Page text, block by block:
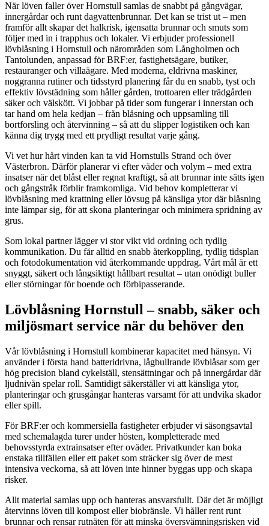
När löven faller över Hornstull samlas de snabbt på gångvägar,
innergårdar och runt dagvattenbrunnar. Det kan se trist ut – men
framför allt skapar det halkrisk, igensatta brunnar och smuts som
följer med in i trapphus och lokaler. Vi erbjuder professionell
lövblåsning i Hornstull och närområden som Långholmen och
Tantolunden, anpassad för BRF:er, fastighetsägare, butiker,
restauranger och villaägare. Med moderna, eldrivna maskiner,
noggranna rutiner och tidsstyrd planering får du en snabb, tyst och
effektiv lövstädning som håller gården, trottoaren eller trädgården
säker och välskött. Vi jobbar på tider som fungerar i innerstan och
tar hand om hela kedjan – från blåsning och uppsamling till
bortforsling och återvinning – så att du slipper logistiken och kan
känna dig trygg med ett prydligt resultat varje gång.
Vi vet hur hårt vinden kan ta vid Hornstulls Strand och över
Västerbron. Därför planerar vi efter väder och volym – med extra
insatser när det blåst eller regnat kraftigt, så att brunnar inte sätts igen
och gångstråk förblir framkomliga. Vid behov kompletterar vi
lövblåsning med krattning eller lövsug på känsliga ytor där blåsning
inte lämpar sig, för att skona planteringar och minimera spridning av
grus.
Som lokal partner lägger vi stor vikt vid ordning och tydlig
kommunikation. Du får alltid en snabb återkoppling, tydlig tidsplan
och fotodokumentation vid återkommande uppdrag. Vårt mål är ett
snyggt, säkert och långsiktigt hållbart resultat – utan onödigt buller
eller störningar för boende och förbipasserande.
Lövblåsning Hornstull – snabb, säker och
miljösmart service när du behöver den
Vår lövblåsning i Hornstull kombinerar kapacitet med hänsyn. Vi
använder i första hand batteridrivna, lågbullrande lövblåsar som ger
hög precision bland cykelställ, stensättningar och på innergårdar där
ljudnivån spelar roll. Samtidigt säkerställer vi att känsliga ytor,
planteringar och grusgångar hanteras varsamt för att undvika skador
eller spill.
För BRF:er och kommersiella fastigheter erbjuder vi säsongsavtal
med schemalagda turer under hösten, kompletterade med
behovsstyrda extrainsatser efter oväder. Privatkunder kan boka
enstaka tillfällen eller ett paket som sträcker sig över de mest
intensiva veckorna, så att löven inte hinner byggas upp och skapa
risker.
Allt material samlas upp och hanteras ansvarsfullt. Där det är möjligt
återvinns löven till kompost eller biobränsle. Vi håller rent runt
brunnar och rensar rutnäten för att minska översvämningsrisken vid